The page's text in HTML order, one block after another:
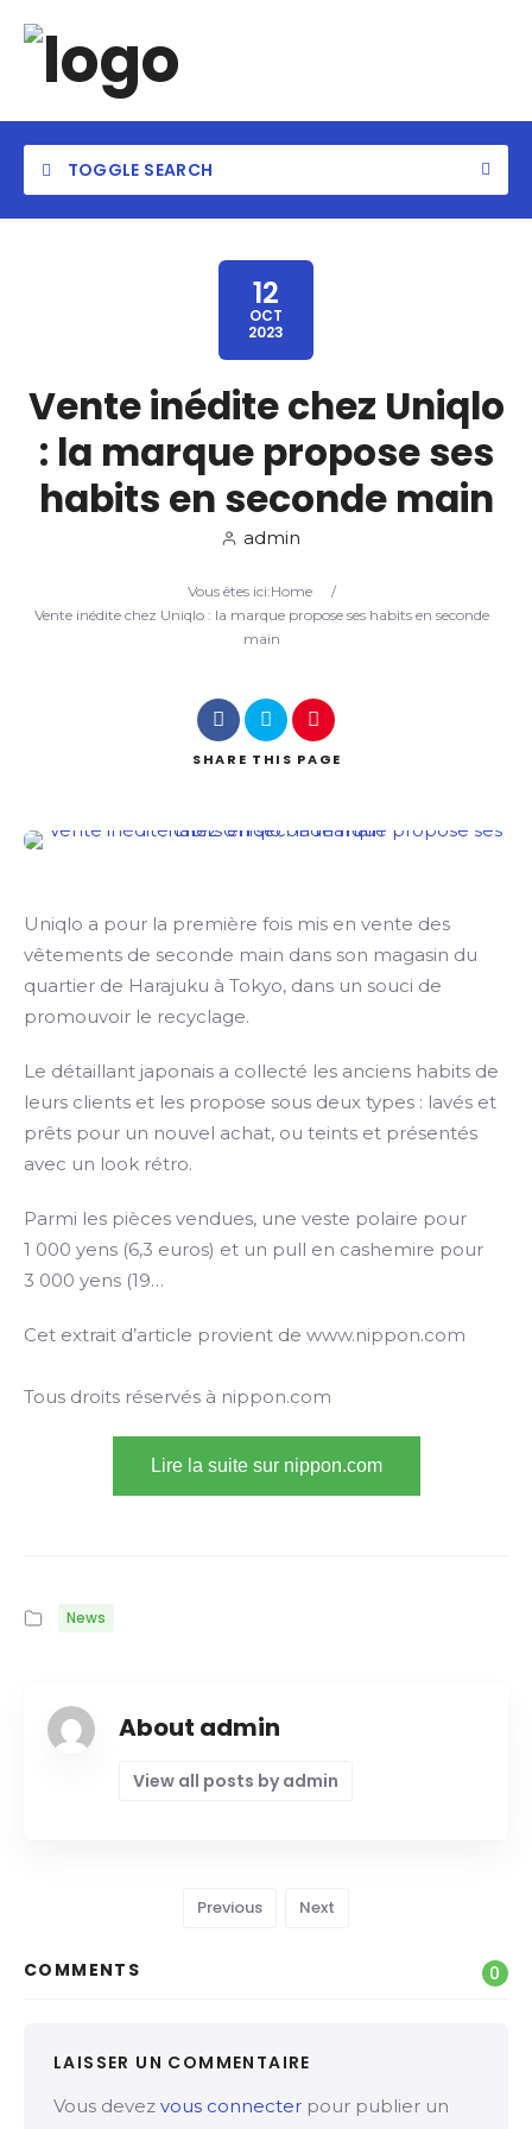
TOGGLE SEARCH
Search
12
OCT
2023
Vente inédite chez Uniqlo
: la marque propose ses
habits en seconde main
admin
Vous êtes ici:Home
/
Vente inédite chez Uniqlo : la marque propose ses habits en seconde
main
SHARE THIS PAGE
Uniqlo a pour la première fois mis en vente des
vêtements de seconde main dans son magasin du
quartier de Harajuku à Tokyo, dans un souci de
promouvoir le recyclage.
Le détaillant japonais a collecté les anciens habits de
leurs clients et les propose sous deux types : lavés et
prêts pour un nouvel achat, ou teints et présentés
avec un look rétro.
Parmi les pièces vendues, une veste polaire pour
1 000 yens (6,3 euros) et un pull en cashemire pour
3 000 yens (19…
Cet extrait d’article provient de www.nippon.com
Tous droits réservés à nippon.com
Lire la suite sur nippon.com
News
About admin
View all posts by admin
Previous Next
COMMENTS 0
LAISSER UN COMMENTAIRE
Vous devez vous connecter pour publier un